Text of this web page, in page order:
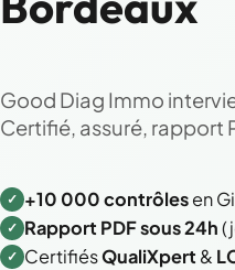
Good Diag Immo
Certifié, assuré, rapport
✓ +10 000 contrôlesen
✓ Rapport PDF sous 24h
✓ CertifiésQualiXpert &